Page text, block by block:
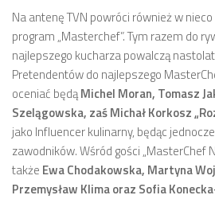
Na antenę TVN powróci również w
program „Masterchef”. Tym razem do
najlepszego kucharza powalczą
Pretendentów do najlepszego
oceniać będąMichel Moran, Tomasz
Szelągowska, zaś Michał Korkosz
jako Influencer kulinarny, będąc
zawodników. Wśród gości „MasterChef
także Ewa Chodakowska, Martyna
Przemysław Klima oraz Sofia